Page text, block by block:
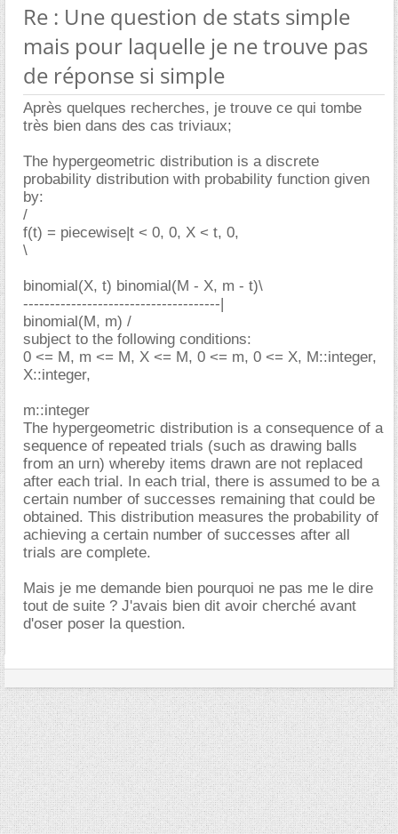
Re : Une question de stats simple
mais pour laquelle je ne trouve pas
de réponse si simple
Après quelques recherches, je trouve ce qui tombe
très bien dans des cas triviaux;
The hypergeometric distribution is a discrete
probability distribution with probability function given
by:
/
f(t) = piecewise|t < 0, 0, X < t, 0,
\
binomial(X, t) binomial(M - X, m - t)\
-------------------------------------|
binomial(M, m) /
subject to the following conditions:
0 <= M, m <= M, X <= M, 0 <= m, 0 <= X, M::integer,
X::integer,
m::integer
The hypergeometric distribution is a consequence of a
sequence of repeated trials (such as drawing balls
from an urn) whereby items drawn are not replaced
after each trial. In each trial, there is assumed to be a
certain number of successes remaining that could be
obtained. This distribution measures the probability of
achieving a certain number of successes after all
trials are complete.
Mais je me demande bien pourquoi ne pas me le dire
tout de suite ? J'avais bien dit avoir cherché avant
d'oser poser la question.